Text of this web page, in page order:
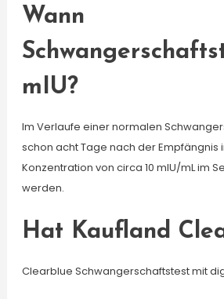
Wann
mIU?
Im Verlaufe einer normalen
schon acht Tage nach der Empfängnis
Konzentration von circa 10 mIU/mL im
werden.
Hat Kaufland
Clearblue Schwangerschaftstest mit